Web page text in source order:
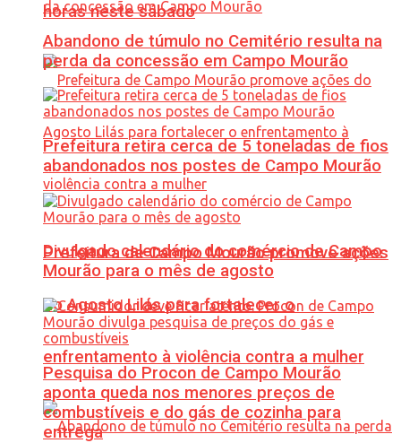
horas neste sábado
Prefeitura de Campo Mourão promove ações
do Agosto Lilás para fortalecer o
enfrentamento à violência contra a mulher
Abandono de túmulo no Cemitério resulta na
perda da concessão em Campo Mourão
Prefeitura retira cerca de 5 toneladas de fios
abandonados nos postes de Campo Mourão
Divulgado calendário do comércio de Campo
Mourão para o mês de agosto
Pesquisa do Procon de Campo Mourão
aponta queda nos menores preços de
combustíveis e do gás de cozinha para
entrega